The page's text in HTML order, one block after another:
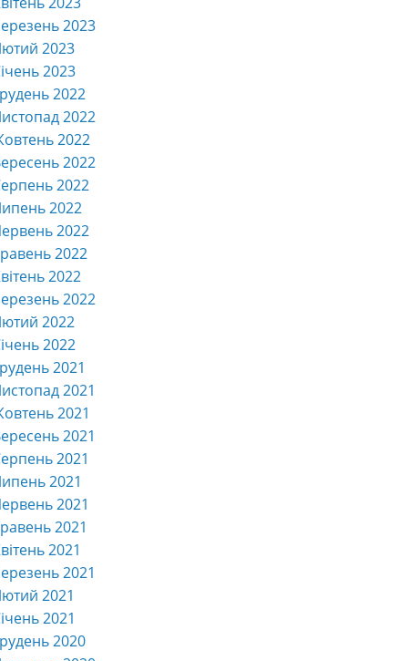
2023
2023
2023
2022
2022
2022
2022
2022
2022
2022
2022
2022
2022
2022
2022
2021
2021
2021
2021
2021
2021
2021
2021
2021
2021
2021
2021
2020